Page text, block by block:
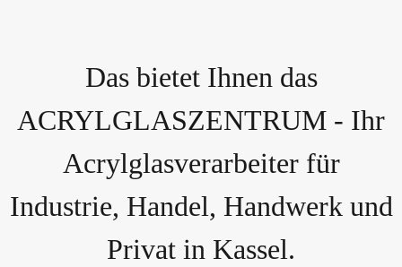
Das bietet Ihnen das
ACRYLGLASZENTRUM - Ihr
Acrylglasverarbeiter für
Industrie, Handel, Handwerk und
Privat in Kassel.